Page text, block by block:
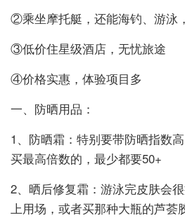
②乘坐摩托艇，还能海钓、游泳
③低价住星级酒店，无忧旅途
④价格实惠，体验项目多
一、防晒用品：
1、防晒霜：特别要带防晒指数
买最高倍数的，最少都要50+
2、晒后修复霜：游泳完皮肤会
上用场，或者买那种大瓶的芦